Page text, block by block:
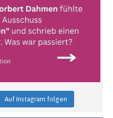
Auf Instagram folgen